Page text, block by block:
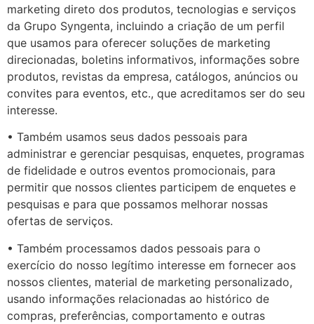
marketing direto dos produtos, tecnologias e serviços
da Grupo Syngenta, incluindo a criação de um perfil
que usamos para oferecer soluções de marketing
direcionadas, boletins informativos, informações sobre
produtos, revistas da empresa, catálogos, anúncios ou
convites para eventos, etc., que acreditamos ser do seu
interesse.
• Também usamos seus dados pessoais para
administrar e gerenciar pesquisas, enquetes, programas
de fidelidade e outros eventos promocionais, para
permitir que nossos clientes participem de enquetes e
pesquisas e para que possamos melhorar nossas
ofertas de serviços.
• Também processamos dados pessoais para o
exercício do nosso legítimo interesse em fornecer aos
nossos clientes, material de marketing personalizado,
usando informações relacionadas ao histórico de
compras, preferências, comportamento e outras